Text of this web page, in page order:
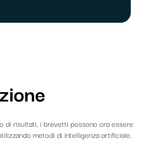
di risultati, i brevetti possono ora essere
metodi di intelligenza artificiale.